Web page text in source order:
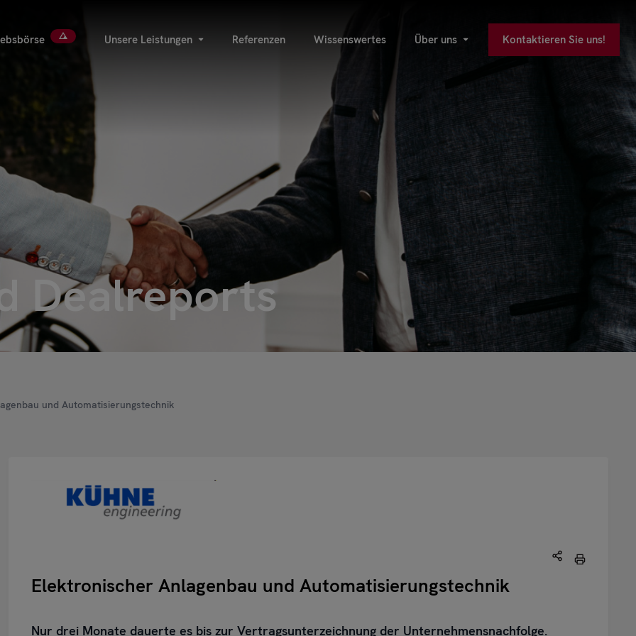
Unsere Leistungen Referenzen Wissenswertes Über uns Kontaktieren Sie uns!
Dealreports
und Automatisierungstechnik
Elektronischer Anlagenbau und Automatisierungstechnik
Nur drei Monate dauerte es bis zur Vertragsunterzeichnung der Unternehmensnachfolge.